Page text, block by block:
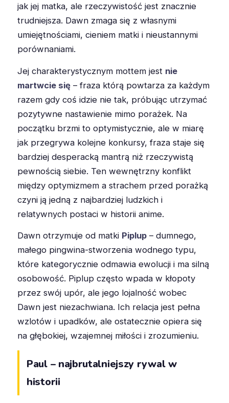
jak jej matka, ale rzeczywistość jest znacznie
trudniejsza. Dawn zmaga się z własnymi
umiejętnościami, cieniem matki i nieustannymi
porównaniami.
Jej charakterystycznym mottem jest nie
martwcie się – fraza którą powtarza za każdym
razem gdy coś idzie nie tak, próbując utrzymać
pozytywne nastawienie mimo porażek. Na
początku brzmi to optymistycznie, ale w miarę
jak przegrywa kolejne konkursy, fraza staje się
bardziej desperacką mantrą niż rzeczywistą
pewnością siebie. Ten wewnętrzny konflikt
między optymizmem a strachem przed porażką
czyni ją jedną z najbardziej ludzkich i
relatywnych postaci w historii anime.
Dawn otrzymuje od matki Piplup – dumnego,
małego pingwina-stworzenia wodnego typu,
które kategorycznie odmawia ewolucji i ma silną
osobowość. Piplup często wpada w kłopoty
przez swój upór, ale jego lojalność wobec
Dawn jest niezachwiana. Ich relacja jest pełna
wzlotów i upadków, ale ostatecznie opiera się
na głębokiej, wzajemnej miłości i zrozumieniu.
Paul – najbrutalniejszy rywal w
historii